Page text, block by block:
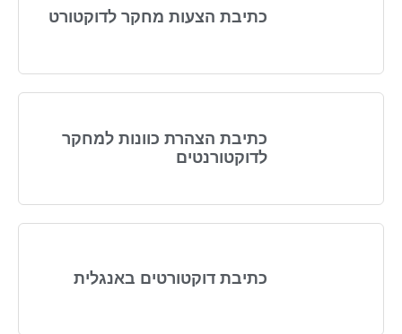
כתיבת הצעות מחקר לדוקטורט
כתיבת הצהרת כוונות למחקר
לדוקטורנטים
כתיבת דוקטורטים באנגלית